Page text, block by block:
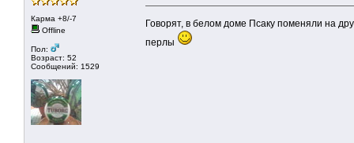
Карма +8/-7
Offline
Пол:
Возраст: 52
Сообщений: 1529
Говорят, в белом доме Псаку поменяли на
перлы